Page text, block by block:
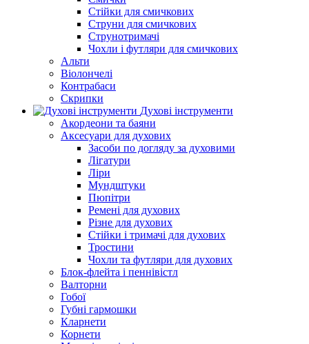
Стійки для смичкових
Струни для смичкових
Струнотримачі
Чохли і футляри для смичкових
Альти
Віолончелі
Контрабаси
Скрипки
Духові інструменти
Акордеони та баяни
Аксесуари для духових
Засоби по догляду за духовими
Лігатури
Ліри
Мундштуки
Пюпітри
Ремені для духових
Різне для духових
Стійки і тримачі для духових
Тростини
Чохли та футляри для духових
Блок-флейта і пеннівістл
Валторни
Гобої
Губні гармошки
Кларнети
Корнети